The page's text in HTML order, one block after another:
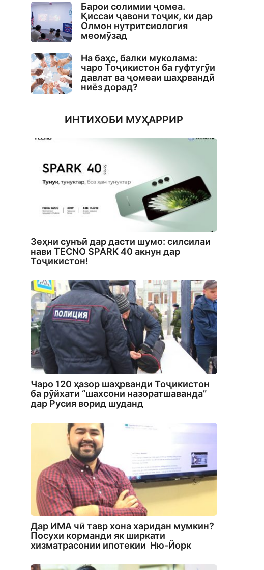
Барои солимии ҷомеа.
Қиссаи ҷавони тоҷик, ки дар
Олмон нутритсиология
меомӯзад
На баҳс, балки муколама:
чаро Тоҷикистон ба гуфтугӯи
давлат ва ҷомеаи шаҳрвандӣ
ниёз дорад?
ИНТИХОБИ МУҲАРРИР
Зеҳни сунъӣ дар дасти шумо: силсилаи
нави TECNO SPARK 40 акнун дар
Тоҷикистон!
Чаро 120 ҳазор шаҳрванди Тоҷикистон
ба рӯйхати “шахсони назоратшаванда”
дар Русия ворид шуданд
Дар ИМА чӣ тавр хона харидан мумкин?
Посухи корманди як ширкати
хизматрасонии ипотекии Ню-Йорк